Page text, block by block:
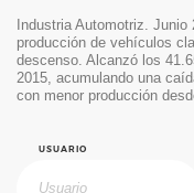
Industria Automotriz.
producción de vehículos
descenso. Alcanzó los
2015, acumulando una
con menor producción
USUARIO